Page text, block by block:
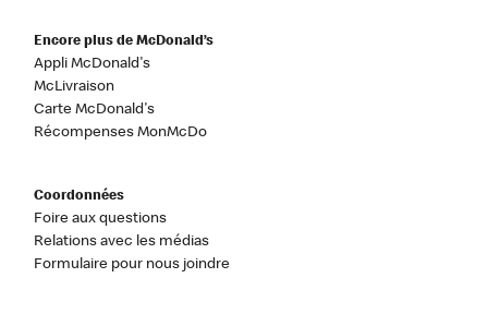
Encore plus de McDonald’s
Appli McDonald's
McLivraison
Carte McDonald's
Récompenses MonMcDo
Coordonnées
Foire aux questions
Relations avec les médias
Formulaire pour nous joindre